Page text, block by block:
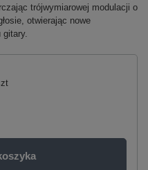
trójwymiarowej modulacji o
otwierając nowe
gitary.